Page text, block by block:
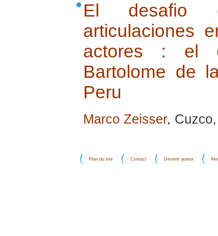
El desafio
articulaciones
actores : el
Bartolome de
Peru
Marco Zeisser,
Plan du site Contact Devenir auteur